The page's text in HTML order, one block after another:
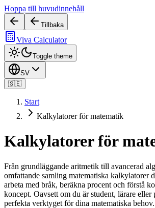
Hoppa till huvudinnehåll
Tillbaka
Viva Calculator
Toggle theme
SV
🇸🇪
Start
Kalkylatorer för matematik
Kalkylatorer för
Från grundläggande aritmetik till avancerad
omfattande samling matematiska kalkylatorer
arbeta med bråk, beräkna procent och förstå
koncept. Oavsett om du är student, lärare eller
perfekta verktyget för dina matematiska behov.